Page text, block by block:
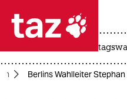
 taz
taz zahl
Berlins Wahlleiter